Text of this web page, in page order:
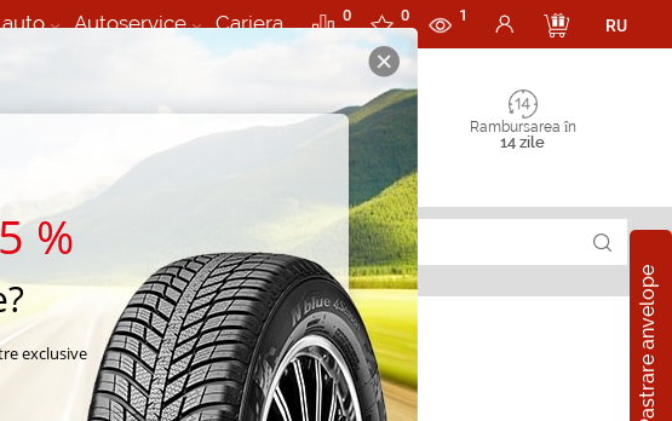
Autoservice Cariera 0 0 1
RU
Rambursarea în
14 zile
Pastrare anvelope
%
exclusive